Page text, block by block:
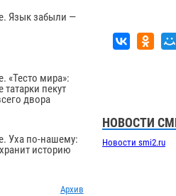
тысяч
07.08 1165
попробует
07.08 501
откопали
угнал
мобильник
Язык забыли —
«Тесто мира»:
татарки пекут
двора
Уха по-нашему:
историю
Архив
НОВОСТИ
Новости smi2.ru